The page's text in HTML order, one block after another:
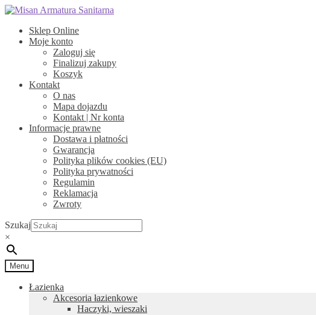
Przejdź
nawigacji
Przejdź
treści
Sklep Online
Moje konto
Zaloguj się
Finalizuj zakupy
Koszyk
Kontakt
O nas
Mapa dojazdu
Kontakt | Nr konta
Informacje prawne
Dostawa i płatności
Gwarancja
Polityka plików cookies (EU)
Polityka prywatności
Regulamin
Reklamacja
Zwroty
Szukaj
×
Menu
Łazienka
Akcesoria łazienkowe
Haczyki, wieszaki